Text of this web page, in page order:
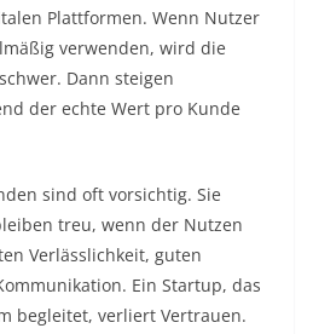
Plattformen. Wenn Nutzer
verwenden, wird die
Dann steigen
der echte Wert pro Kunde
sind oft vorsichtig. Sie
treu, wenn der Nutzen
Verlässlichkeit, guten
Ein Startup, das
begleitet, verliert Vertrauen.